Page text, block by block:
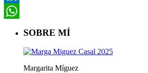
LinkedIn
SOBRE MÍ
Margarita Míguez